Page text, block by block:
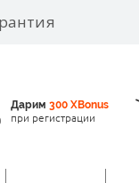
Дарим 300 XBonus
при регистрации